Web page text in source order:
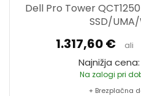
Dell Pro Tower
SSD/UMA/
1.317,60 € ali
Najnižja
Na zalogi pri
+ Brezplačna